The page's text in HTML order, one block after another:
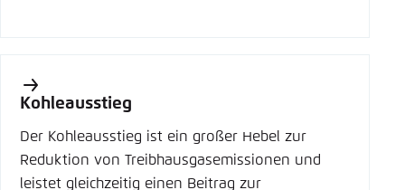
Kohleausstieg
Der Kohleausstieg ist ein großer Hebel zur
Reduktion von Treibhausgasemissionen und
leistet gleichzeitig einen Beitrag zur